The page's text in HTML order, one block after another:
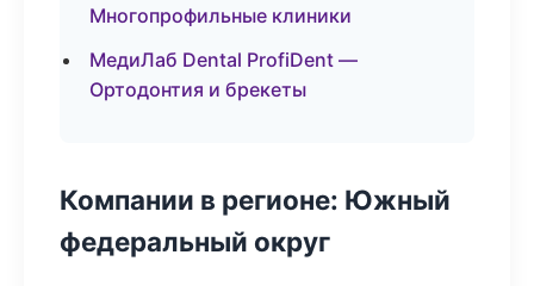
Многопрофильные клиники
МедиЛаб Dental ProfiDent —
Ортодонтия и брекеты
Компании в регионе: Южный
федеральный округ